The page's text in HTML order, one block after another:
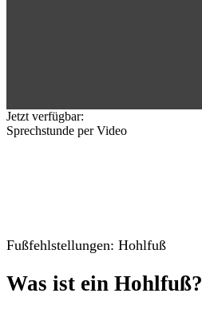
Jetzt verfügbar:
Sprechstunde per Video
Fußfehlstellungen: Hohlfuß
Was ist ein Hohlfuß?